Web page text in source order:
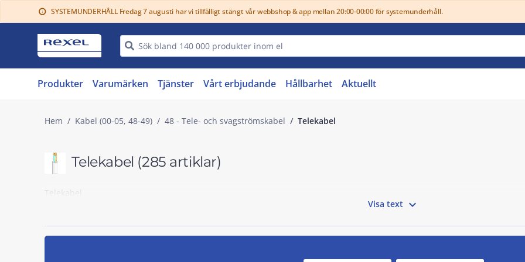
info SYSTEMUNDERHÅLL Fredag 7 augusti har vi tillfälligt stängt vår webbshop & app mellan 20:00-00:00 för systemunderhåll.
Produkter Varumärken Tjänster Vårt erbjudande Hållbarhet Aktuellt
Hem Kabel (00-05, 48-49) 48 - Tele- och svagströmskabel Telekabel
Telekabel (285 artiklar)
Telekabel
Visa text 